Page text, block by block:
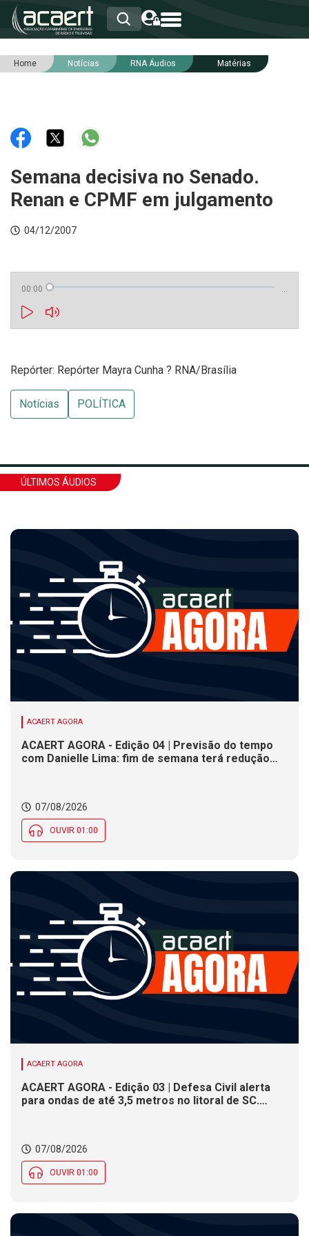
HOME
RNA
NOTÍCIAS
INTEGRIDADE
Home Notícias RNA Áudios Matérias
Semana decisiva no Senado.
Renan e CPMF em julgamento
04/12/2007
00:00 …
Repórter: Repórter Mayra Cunha ? RNA/Brasília
Notícias POLÍTICA
ÚLTIMOS ÁUDIOS
ACAERT AGORA
ACAERT AGORA - Edição 04 | Previsão do tempo
com Danielle Lima: fim de semana terá redução
07/08/2026
OUVIR 01:00
ACAERT AGORA
ACAERT AGORA - Edição 03 | Defesa Civil alerta
para ondas de até 3,5 metros no litoral de SC.
07/08/2026
OUVIR 01:00